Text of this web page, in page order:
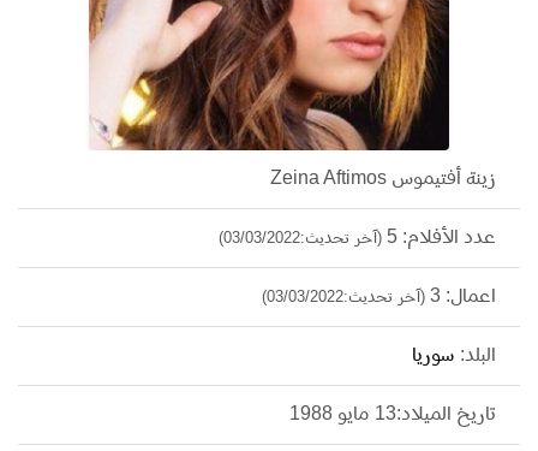
زينة أفتيموس Zeina Aftimos
عدد الأفلام: 5 (آخر تحديث:03/03/2022)
اعمال: 3 (آخر تحديث:03/03/2022)
البلد: سوريا
تاريخ الميلاد:13 مايو 1988